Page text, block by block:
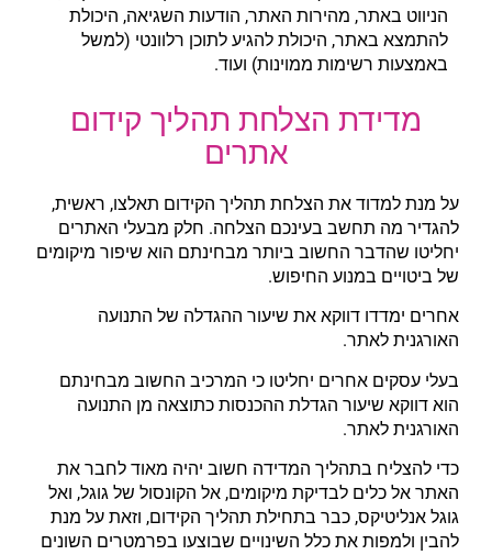
הניווט באתר, מהירות האתר, הודעות השגיאה, היכולת
להתמצא באתר, היכולת להגיע לתוכן רלוונטי (למשל
באמצעות רשימות ממוינות) ועוד.
מדידת הצלחת תהליך קידום
אתרים
על מנת למדוד את הצלחת תהליך הקידום תאלצו, ראשית,
להגדיר מה תחשב בעינכם הצלחה. חלק מבעלי האתרים
יחליטו שהדבר החשוב ביותר מבחינתם הוא שיפור מיקומים
של ביטויים במנוע החיפוש.
אחרים ימדדו דווקא את שיעור ההגדלה של התנועה
האורגנית לאתר.
בעלי עסקים אחרים יחליטו כי המרכיב החשוב מבחינתם
הוא דווקא שיעור הגדלת ההכנסות כתוצאה מן התנועה
האורגנית לאתר.
כדי להצליח בתהליך המדידה חשוב יהיה מאוד לחבר את
האתר אל כלים לבדיקת מיקומים, אל הקונסול של גוגל, ואל
גוגל אנליטיקס, כבר בתחילת תהליך הקידום, וזאת על מנת
להבין ולמפות את כלל השינויים שבוצעו בפרמטרים השונים